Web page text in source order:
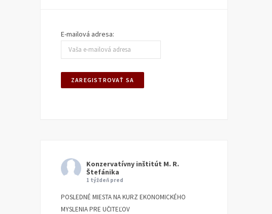
E-mailová adresa:
Konzervatívny inštitút M. R.
Štefánika
1 týždeň pred
POSLEDNÉ MIESTA NA KURZ EKONOMICKÉHO
MYSLENIA PRE UČITEĽOV